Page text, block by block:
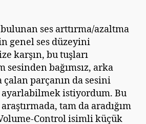
ses arttırma/azaltma
genel ses düzeyini
karşın, bu tuşları
bağımsız, arka
çalan parçanın da sesini
istiyordum. Bu
tam da aradığım
Control isimli küçük